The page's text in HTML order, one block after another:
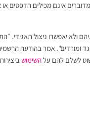
אינם מכילים הדפסים או
ולא יאפשרו ניצול תאגידי.
ומורדים". אמר בהודעה
לשלם להם עלהשימוש